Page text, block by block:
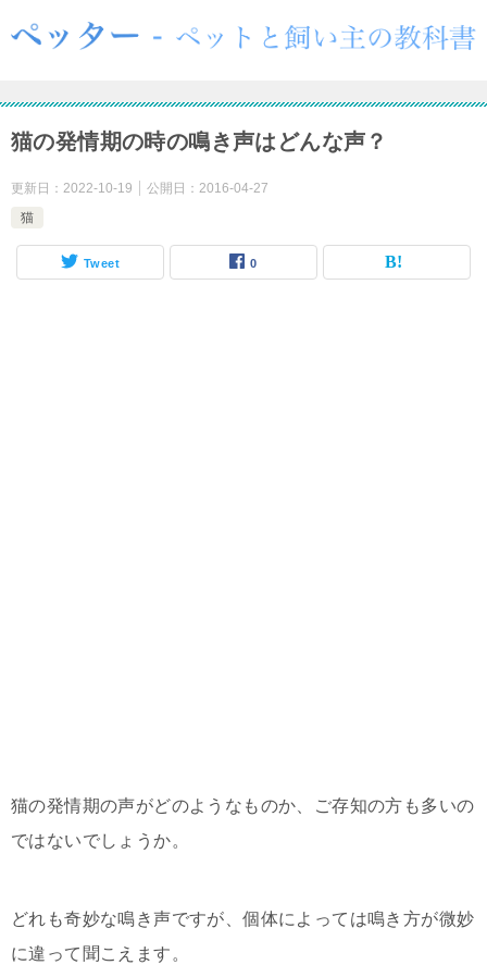
猫の発情期の時の鳴き声はどんな声？
更新日： 2022-10-19 公開日： 2016-04-27
猫
Tweet 0
猫の発情期の声がどのようなものか、ご存知の方も多いの
ではないでしょうか。
どれも奇妙な鳴き声ですが、個体によっては鳴き方が微妙
に違って聞こえます。